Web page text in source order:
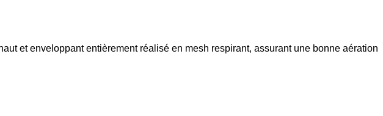
et enveloppant entièrement réalisé en mesh respirant, assurant une bonne aération